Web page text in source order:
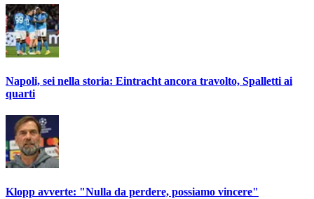
Napoli, sei nella storia: Eintracht ancora travolto, Spalletti ai
quarti
Klopp avverte: "Nulla da perdere, possiamo vincere"